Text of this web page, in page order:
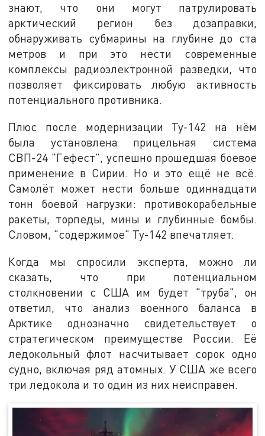
знают, что они могут патрулировать
арктический регион без дозаправки,
обнаруживать субмарины на глубине до ста
метров и при это нести современные
комплексы радиоэлектронной разведки, что
позволяет фиксировать любую активность
потенциального противника.
Плюс после модернизации Ту-142 на нём
была установлена прицельная система
СВП-24 "Гефест", успешно прошедшая боевое
применение в Сирии. Но и это ещё не всё.
Самолёт может нести больше одиннадцати
тонн боевой нагрузки: противокорабельные
ракеты, торпеды, мины и глубинные бомбы.
Словом, "содержимое" Ту-142 впечатляет.
Когда мы спросили эксперта, можно ли
сказать, что при потенциальном
столкновении с США им будет "труба", он
ответил, что анализ военного баланса в
Арктике однозначно свидетельствует о
стратегическом преимуществе России. Её
ледокольный флот насчитывает сорок одно
судно, включая ряд атомных. У США же всего
три ледокола и то один из них неисправен.